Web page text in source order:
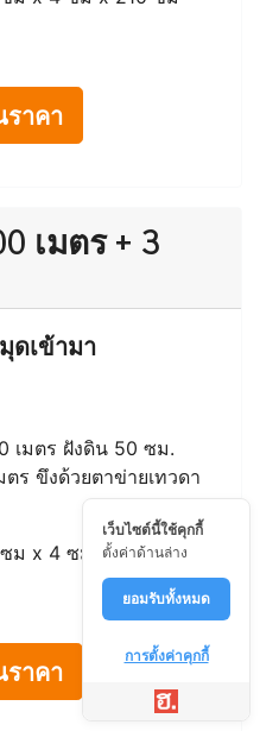
เมตร + 2
เมตร ฝังดิน 50 ซม.
ตร ขึงด้วยตาข่ายไวน์
ม x 4 ซม x 210 ซม
าคา
เมตร + 3
เข้ามา
เว็บไซต์นี้ใช้คุกกี้
ตั้งค่าด้านล่าง
ยอมรับทั้งหมด
การตั้งค่าคุกกี้